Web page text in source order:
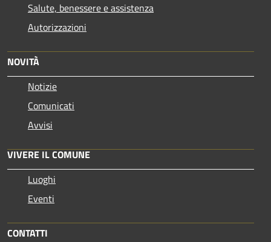
Salute, benessere e assistenza
Autorizzazioni
NOVITÀ
Notizie
Comunicati
Avvisi
VIVERE IL COMUNE
Luoghi
Eventi
CONTATTI